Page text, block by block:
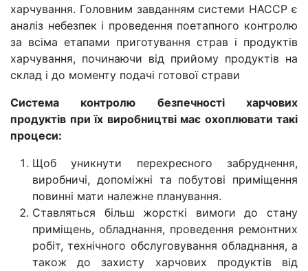
харчування. Головним завданням системи HACCP є
аналіз небезпек і проведення поетапного контролю
за всіма етапами приготування страв і продуктів
харчування, починаючи від прийому продуктів на
склад і до моменту подачі готової страви
Система контролю безпечності харчових
продуктів при їх виробництві має охоплювати такі
процеси:
Щоб уникнути перехресного забруднення,
виробничі, допоміжні та побутові приміщення
повинні мати належне планування.
Ставляться більш жорсткі вимоги до стану
приміщень, обладнання, проведення ремонтних
робіт, технічного обслуговування обладнання, а
також до захисту харчових продуктів від